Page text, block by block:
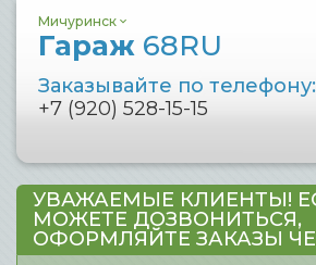
Мичуринск
Гараж 68RU
Заказывайте по телефону:
+7 (920) 528-15-15
УВАЖАЕМЫЕ КЛИЕНТЫ!
МОЖЕТЕ ДОЗВОНИТЬСЯ,
ОФОРМЛЯЙТЕ ЗАКАЗЫ